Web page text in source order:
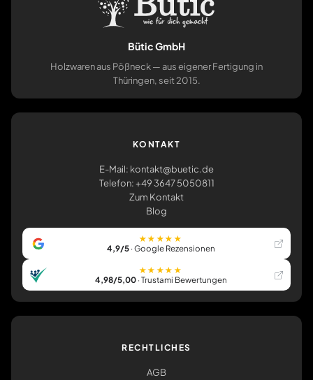
Bütic GmbH
Holzwaren aus Pößneck — aus eigener Fertigung in
Thüringen, seit 2015.
KONTAKT
E-Mail: kontakt@buetic.de
Telefon: +49 3647 5050811
Zum Kontakt
Blog
★★★★★
4,9/5· Google Rezensionen
★★★★★
4,98/5,00· Trustami Bewertungen
RECHTLICHES
AGB